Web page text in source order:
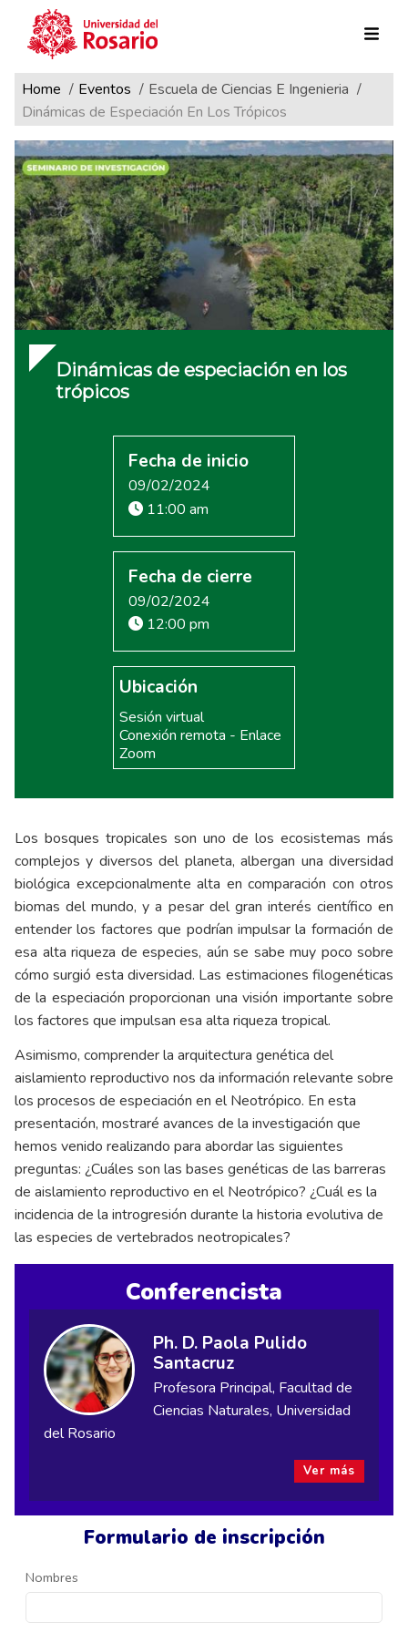
Pasar al contenido principal
Formulario de inscripción
Nombres
Ruta de navegación
Home Eventos
Escuela de Ciencias E Ingenieria
Dinámicas de Especiación En Los Trópicos
Dinámicas de especiación en los
trópicos
Fecha de inicio
09/02/2024
11:00 am
Fecha de cierre
09/02/2024
12:00 pm
Ubicación
Sesión virtual
Conexión remota - Enlace
Zoom
Los bosques tropicales son uno de los ecosistemas más
complejos y diversos del planeta, albergan una diversidad
biológica excepcionalmente alta en comparación con otros
biomas del mundo, y a pesar del gran interés científico en
entender los factores que podrían impulsar la formación de
esa alta riqueza de especies, aún se sabe muy poco sobre
cómo surgió esta diversidad. Las estimaciones filogenéticas
de la especiación proporcionan una visión importante sobre
los factores que impulsan esa alta riqueza tropical.
Asimismo, comprender la arquitectura genética del
aislamiento reproductivo nos da información relevante sobre
los procesos de especiación en el Neotrópico. En esta
presentación, mostraré avances de la investigación que
hemos venido realizando para abordar las siguientes
preguntas: ¿Cuáles son las bases genéticas de las barreras
de aislamiento reproductivo en el Neotrópico? ¿Cuál es la
incidencia de la introgresión durante la historia evolutiva de
las especies de vertebrados neotropicales?
Conferencista
Ph. D. Paola Pulido
Santacruz
Profesora Principal, Facultad de
Ciencias Naturales, Universidad
del Rosario
Ver más